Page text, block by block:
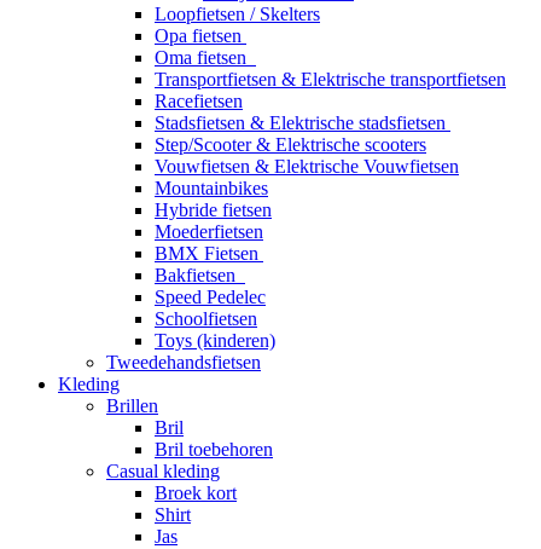
Loopfietsen / Skelters
Opa fietsen
Oma fietsen
Transportfietsen & Elektrische transportfietsen
Racefietsen
Stadsfietsen & Elektrische stadsfietsen
Step/Scooter & Elektrische scooters
Vouwfietsen & Elektrische Vouwfietsen
Mountainbikes
Hybride fietsen
Moederfietsen
BMX Fietsen
Bakfietsen
Speed Pedelec
Schoolfietsen
Toys (kinderen)
Tweedehandsfietsen
Kleding
Brillen
Bril
Bril toebehoren
Casual kleding
Broek kort
Shirt
Jas